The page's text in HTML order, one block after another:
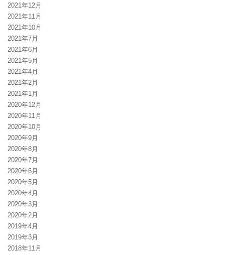
2021年12月
2021年11月
2021年10月
2021年7月
2021年6月
2021年5月
2021年4月
2021年2月
2021年1月
2020年12月
2020年11月
2020年10月
2020年9月
2020年8月
2020年7月
2020年6月
2020年5月
2020年4月
2020年3月
2020年2月
2019年4月
2019年3月
2018年11月